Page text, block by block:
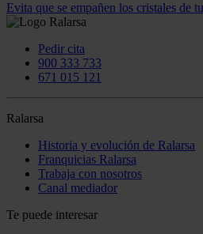
Evita que se empañen los cristales de
Pedir cita
900 333 733
671 015 121
Ralarsa
Historia y evolución de Ralarsa
Franquicias Ralarsa
Trabaja con nosotros
Canal mediador
Te puede interesar